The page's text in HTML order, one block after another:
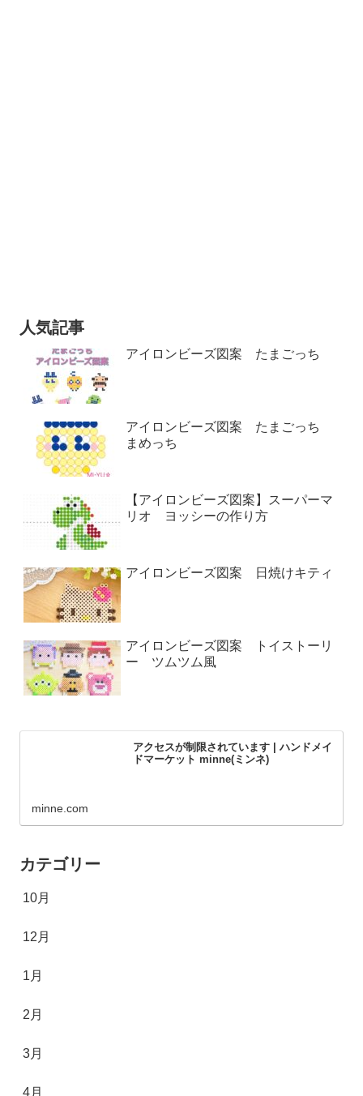
人気記事
アイロンビーズ図案 たまごっち
アイロンビーズ図案 たまごっち
まめっち
【アイロンビーズ図案】スーパーマ
リオ ヨッシーの作り方
アイロンビーズ図案 日焼けキティ
アイロンビーズ図案 トイストーリ
ー ツムツム風
アクセスが制限されています | ハンドメイ
ドマーケット minne(ミンネ)
minne.com
カテゴリー
10月
12月
1月
2月
3月
4月